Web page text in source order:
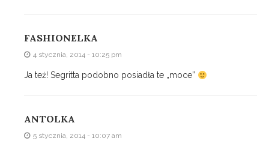
FASHIONELKA
4 stycznia, 2014 - 10:25 pm
Ja też! Segritta podobno posiadła te „moce”
ANTOLKA
5 stycznia, 2014 - 10:07 am